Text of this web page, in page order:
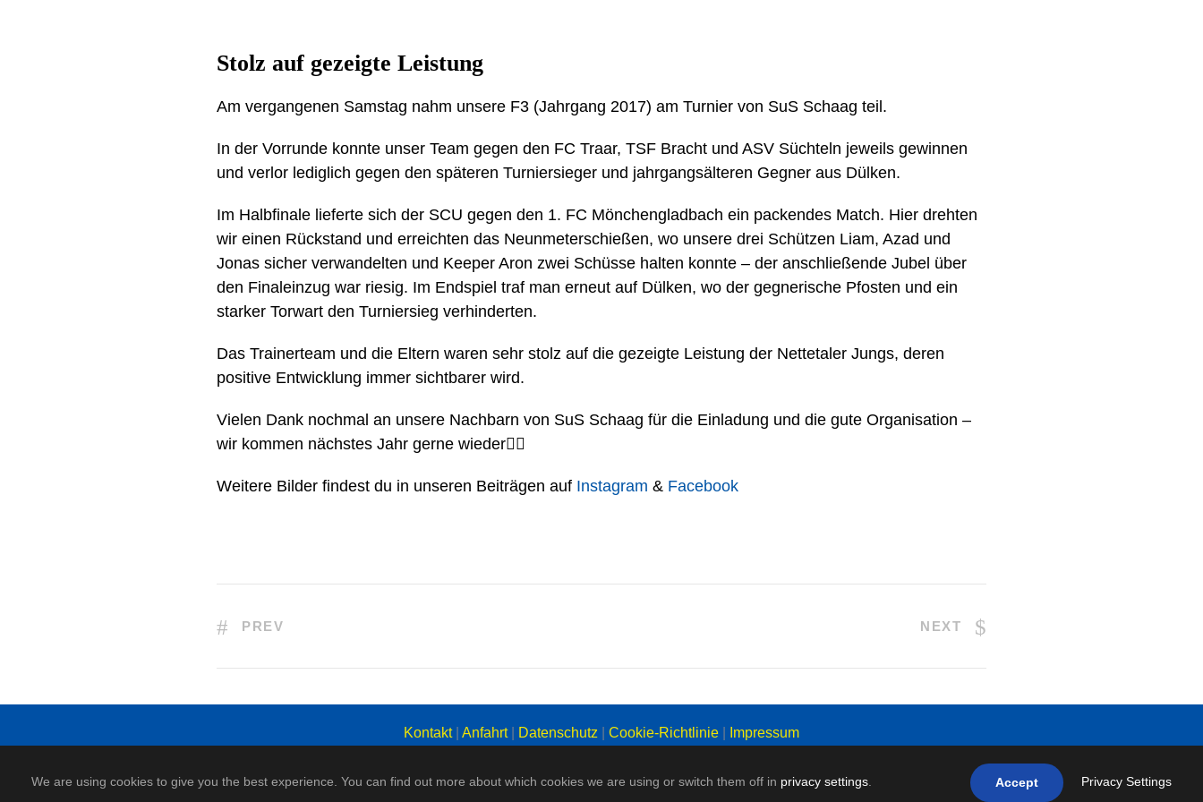
Stolz auf gezeigte Leistung
Am vergangenen Samstag nahm unsere F3 (Jahrgang 2017) am Turnier von SuS Schaag teil.
In der Vorrunde konnte unser Team gegen den FC Traar, TSF Bracht und ASV Süchteln jeweils gewinnen
und verlor lediglich gegen den späteren Turniersieger und jahrgangsälteren Gegner aus Dülken.
Im Halbfinale lieferte sich der SCU gegen den 1. FC Mönchengladbach ein packendes Match. Hier drehten
wir einen Rückstand und erreichten das Neunmeterschießen, wo unsere drei Schützen Liam, Azad und
Jonas sicher verwandelten und Keeper Aron zwei Schüsse halten konnte – der anschließende Jubel über
den Finaleinzug war riesig. Im Endspiel traf man erneut auf Dülken, wo der gegnerische Pfosten und ein
starker Torwart den Turniersieg verhinderten.
Das Trainerteam und die Eltern waren sehr stolz auf die gezeigte Leistung der Nettetaler Jungs, deren
positive Entwicklung immer sichtbarer wird.
Vielen Dank nochmal an unsere Nachbarn von SuS Schaag für die Einladung und die gute Organisation –
wir kommen nächstes Jahr gerne wieder👍🏼
Weitere Bilder findest du in unseren Beiträgen auf Instagram & Facebook
PREV NEXT
Kontakt| Anfahrt| Datenschutz Cookie-Richtlinie Impressum
Copyright: SC Union Nettetal 1996 e. V.
We are using cookies to give you the best experience. You can find out more about which cookies we are using or switch them off in privacy settings Accept Privacy Settings